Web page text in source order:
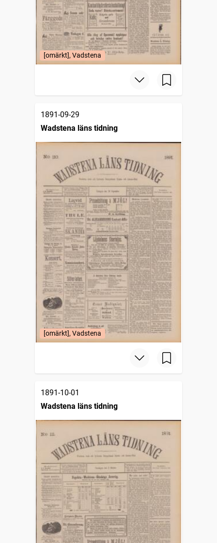
[omärkt], Vadstena
1891-09-29
Wadstena läns tidning
[omärkt], Vadstena
1891-10-01
Wadstena läns tidning